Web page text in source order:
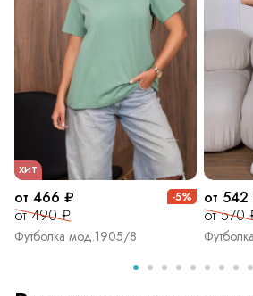
ХИТ
от 466 ₽
от 490 ₽
-5%
Футболка мод.1905/8
от
от 570